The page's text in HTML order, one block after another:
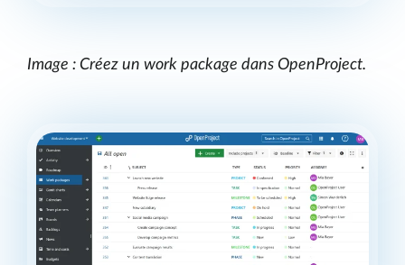
Image : Créez un work package dans OpenProject.